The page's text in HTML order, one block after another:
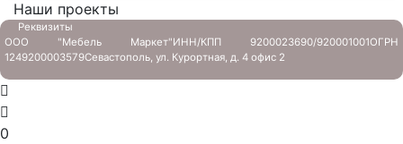
Наши проекты
Реквизиты
ООО "Мебель Маркет"ИНН/КПП 9200023690/920001001ОГРН
1249200003579Севастополь, ул. Курортная, д. 4 офис 2
0